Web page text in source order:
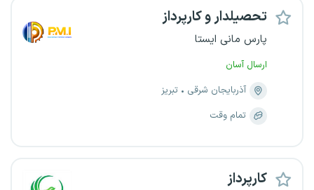
تحصیلدار و کارپرداز
پارس مانی ایستا
ارسال آسان
آذربایجان شرقی
تبریز
تمام وقت
کارپرداز